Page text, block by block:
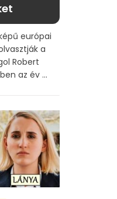
európai
a
Robert
az év ...